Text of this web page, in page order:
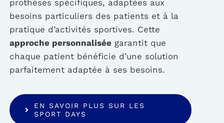
prothèses spécifiques, adaptées aux
besoins particuliers des patients et à la
pratique d’activités sportives. Cette
approche personnaliséegarantit que
chaque patient bénéficie d’une solution
parfaitement adaptée à ses besoins.
EN SAVOIR PLUS SUR LES
SPORT DAYS